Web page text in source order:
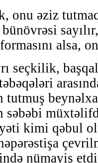
onu əziz
alsa,
seçkilik,
tutmuş
səbəbi
kimi qəbul
nümayiş